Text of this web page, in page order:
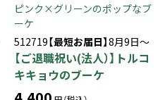
ピンク×グリーンのポップなブ
ーケ
512719【最短お届日】8月9日～
【ご退職祝い(法人）】トルコ
キキョウのブーケ